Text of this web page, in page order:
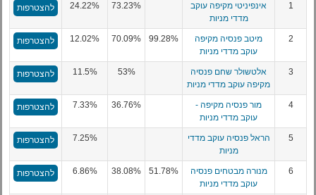
1
אינפיניטי מקיפה עוקב
מדדי מניות
73.23%
24.22% להצטרפות
2
מיטב פנסיה מקיפה
עוקב מדדי מניות
99.28%
70.09%
12.02% להצטרפות
3
אלטשולר שחם פנסיה
מקיפה עוקב מדדי מניות
53%
11.5% להצטרפות
4
מור פנסיה מקיפה -
עוקב מדדי מניות
36.76%
7.33% להצטרפות
5
הראל פנסיה עוקב מדדי
מניות
7.25% להצטרפות
6
מנורה מבטחים פנסיה
עוקב מדדי מניות
51.78%
38.08%
6.86% להצטרפות